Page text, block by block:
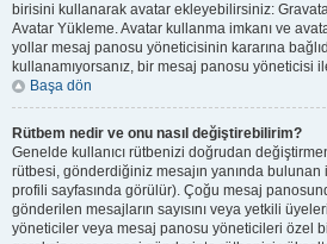
birisini kullanarak avatar ekleyebilirsiniz:
Avatar Yükleme. Avatar kullanma imkanı ve
yollar mesaj panosu yöneticisinin kararına
kullanamıyorsanız, bir mesaj panosu yöneticisi
Başa dön
Rütbem nedir ve onu nasıl değiştirebilirim?
Genelde kullanıcı rütbenizi doğrudan
rütbesi, gönderdiğiniz mesajın yanında bulunan
profili sayfasında görülür). Çoğu mesaj
gönderilen mesajların sayısını veya yetkili
yöneticiler veya mesaj panosu yöneticileri özel